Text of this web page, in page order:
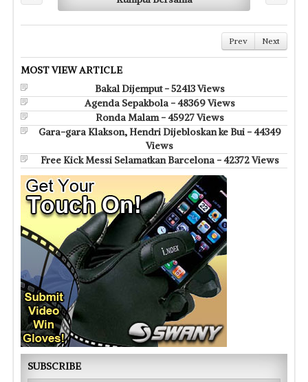
Prev Next
MOST VIEW ARTICLE
Bakal Dijemput - 52413 Views
Agenda Sepakbola - 48369 Views
Ronda Malam - 45927 Views
Gara-gara Klakson, Hendri Dijebloskan ke Bui - 44349
Views
Free Kick Messi Selamatkan Barcelona - 42372 Views
SUBSCRIBE